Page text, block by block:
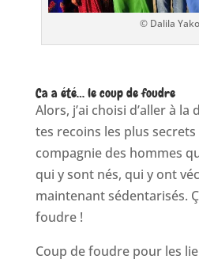
© Dalila
Ca a été… le coup de foudre
Alors, j’ai choisi d’aller à la
tes recoins les plus secrets
compagnie des hommes
qui y sont nés, qui y ont
maintenant sédentarisés.
foudre !
Coup de foudre pour les